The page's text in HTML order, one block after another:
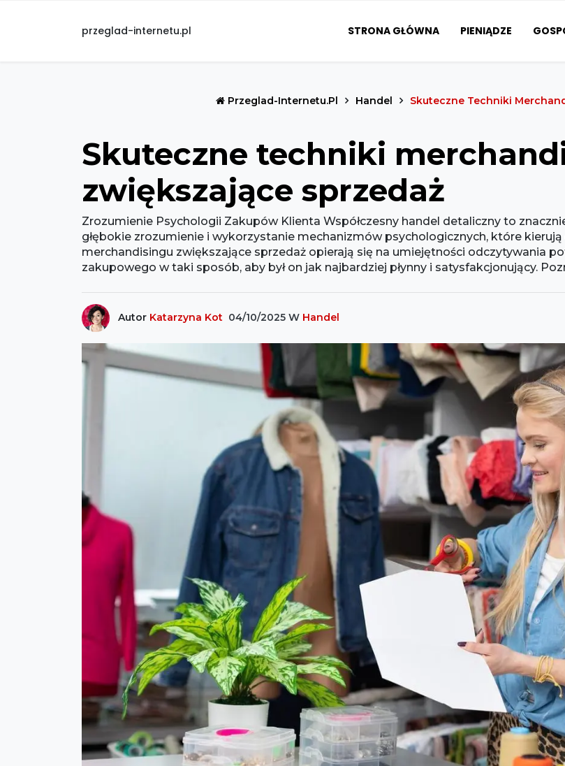
przeglad-internetu.pl STRONA GŁÓWNA PIENIĄDZE
Przeglad-Internetu.pl Handel Skuteczne Techniki
Skuteczne techniki
zwiększające sprzedaż
Zrozumienie Psychologii Zakupów Klienta Współczesny handel detaliczny to
głębokie zrozumienie i wykorzystanie mechanizmów psychologicznych, które
merchandisingu zwiększające sprzedaż opierają się na umiejętności odczytywania
zakupowego w taki sposób, aby był on jak najbardziej płynny i satysfakcjonujący.
Autor Katarzyna Kot 04/10/2025 W Handel